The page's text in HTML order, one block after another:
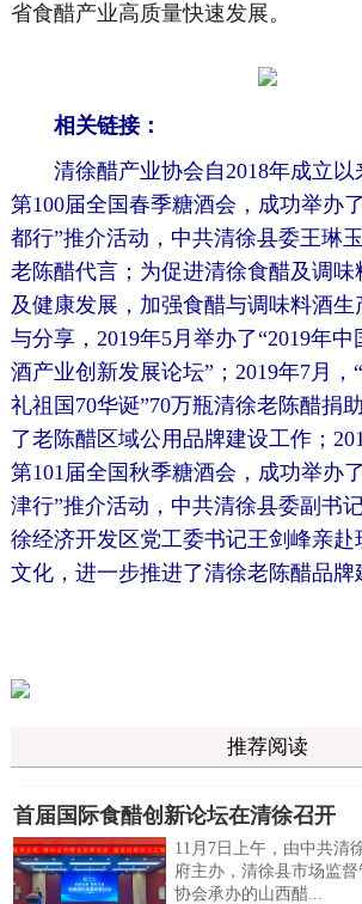
省食醋产业高质量快速发展。
相关链接：
清徐醋产业协会自2018年成立以
第100届全国春季糖酒会，成功举办
都行”推介活动，中共清徐县委王琳
老陈醋代言；为促进清徐食醋及调
及健康发展，加强食醋与调味料酒
与分享，2019年5月举办了“2019年
酒产业创新发展论坛”；2019年7月
礼祖国70华诞”70万瓶清徐老陈醋捐
了老陈醋区域公用品牌建设工作；
第101届全国秋季糖酒会，成功举办
津行”推介活动，中共清徐县委副书
徐经济开发区党工委书记王剑峰亲
文化，进一步推进了清徐老陈醋品牌
推荐阅读
首届国际食醋创新论坛在清徐召开
11月7日上午，由中共清
府主办，清徐县市场监
协会承办的山西醋...